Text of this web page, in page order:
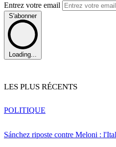
Entrez votre email
S'abonner
Loading...
LES PLUS RÉCENTS
Sánchez riposte contre Meloni :
POLITIQUE